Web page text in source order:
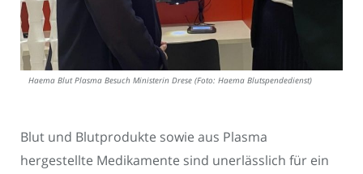
Haema Blut Plasma Besuch Ministerin Drese (Foto: Haema Blutspendedienst)
Blut und Blutprodukte sowie aus Plasma
hergestellte Medikamente sind unerlässlich für ein